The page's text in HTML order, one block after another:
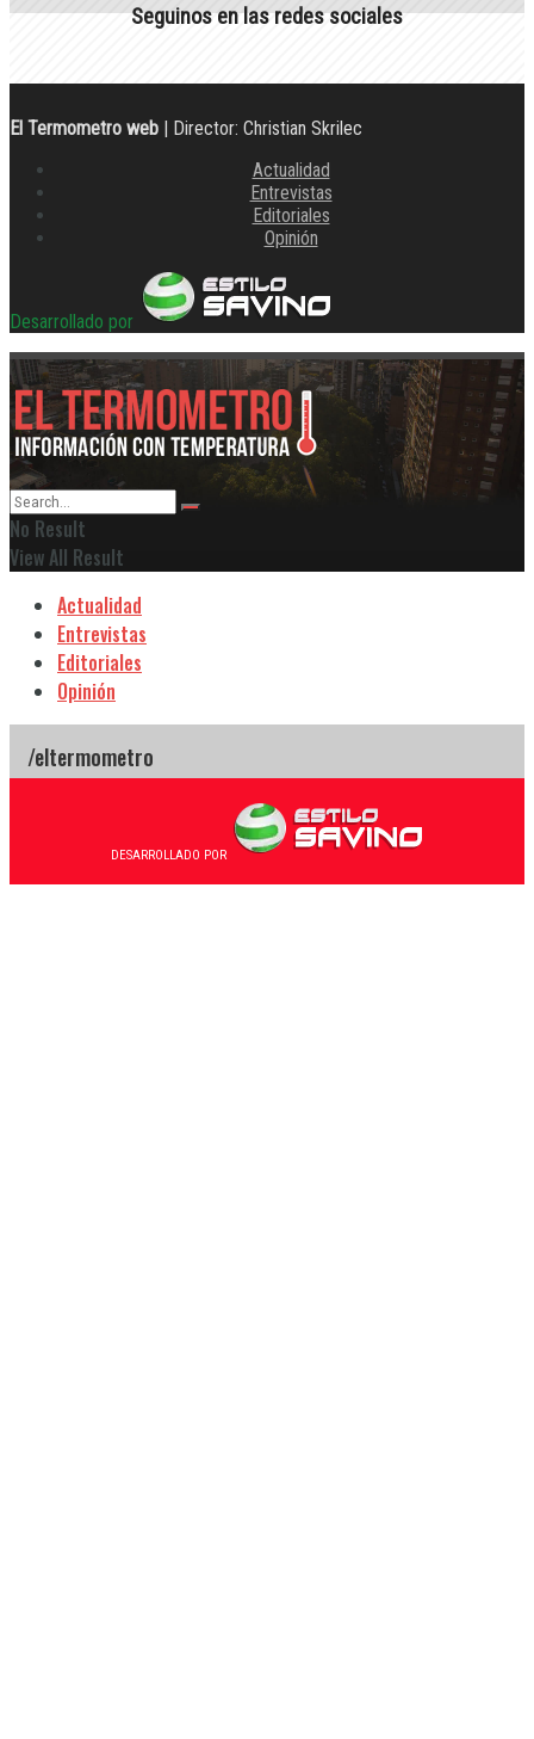
Seguinos en las redes sociales
El Termometro web | Director: Christian Skrilec
Actualidad
Entrevistas
Editoriales
Opinión
Desarrollado por
No Result
View All Result
Actualidad
Entrevistas
Editoriales
Opinión
DESARROLLADO POR